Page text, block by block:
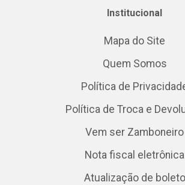
Institucional
Mapa do Site
Quem Somos
Política de
Política de Troca e
Vem ser Zamboneiro
Nota fiscal eletrônica
Atualização de boleto